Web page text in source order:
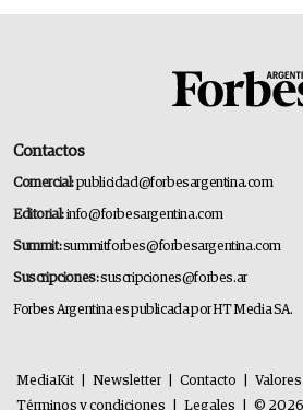
Contactos
Comercial:publicidad@forbesargentina.com
Editorial:info@forbesargentina.com
Summit:summitforbes@forbesargentina.com
Suscripciones:suscripciones@forbes.ar
Forbes Argentina es publicada por HT Media SA.
MediaKit Newsletter Contacto
Términos y condiciones
Legales ©